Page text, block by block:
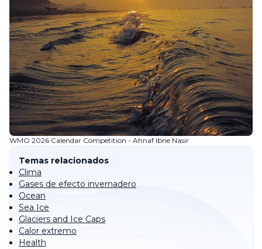
WMO 2026 Calendar Competition - Ahnaf Ibne Nasir
Temas relacionados
Clima
Gases de efecto invernadero
Ocean
Sea Ice
Glaciers and Ice Caps
Calor extremo
Health